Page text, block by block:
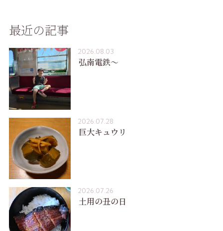
最近の記事
2026.08.03
弘南電鉄〜
2026.07.28
巨大キュウリ
2026.07.26
土用の丑の日